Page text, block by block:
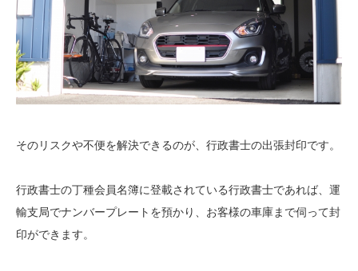
そのリスクや不便を解決できるのが、行政書士の出張封印です。
行政書士の丁種会員名簿に登載されている行政書士であれば、運
輸支局でナンバープレートを預かり、お客様の車庫まで伺って封
印ができます。